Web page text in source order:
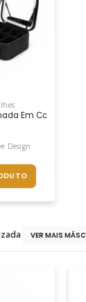
Em Couro
Design
VER MAIS